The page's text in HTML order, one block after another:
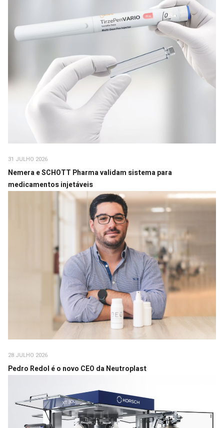
31 JULHO 2026
Nemera e SCHOTT Pharma validam sistema para
medicamentos injetáveis
28 JULHO 2026
Pedro Redol é o novo CEO da Neutroplast